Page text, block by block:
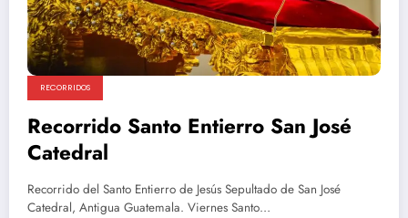
RECORRIDOS
Recorrido Santo Entierro San José
Catedral
Recorrido del Santo Entierro de Jesús Sepultado de San José
Catedral, Antigua Guatemala. Viernes Santo…